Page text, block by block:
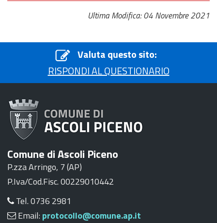
Ultima Modifica: 04 Novembre 2021
Valuta questo sito:
RISPONDI AL QUESTIONARIO
Comune di Ascoli Piceno
P.zza Arringo, 7 (AP)
P.Iva/Cod.Fisc. 00229010442
Tel. 0736 2981
Email: protocollo@comune.ap.it